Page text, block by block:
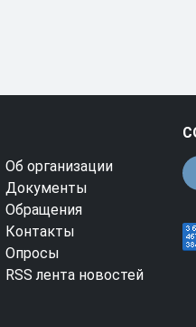
Об организации
Документы
Обращения
Контакты
Опросы
RSS лента новостей